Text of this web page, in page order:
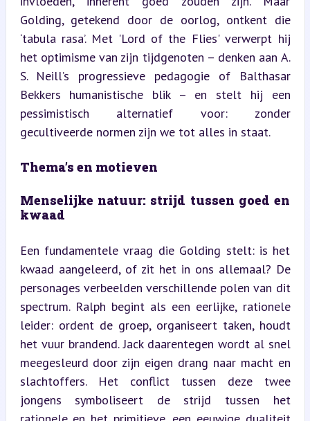
Golding, getekend door de oorlog, ontkent die
‘tabula rasa’. Met 'Lord of the Flies' verwerpt hij
het optimisme van zijn tijdgenoten – denken aan A.
S. Neill’s progressieve pedagogie of Balthasar
Bekkers humanistische blik – en stelt hij een
pessimistisch alternatief voor: zonder
gecultiveerde normen zijn we tot alles in staat.
Thema’s en motieven
Menselijke natuur: strijd tussen goed en
kwaad
Een fundamentele vraag die Golding stelt: is het
kwaad aangeleerd, of zit het in ons allemaal? De
personages verbeelden verschillende polen van dit
spectrum. Ralph begint als een eerlijke, rationele
leider: ordent de groep, organiseert taken, houdt
het vuur brandend. Jack daarentegen wordt al snel
meegesleurd door zijn eigen drang naar macht en
slachtoffers. Het conflict tussen deze twee
jongens symboliseert de strijd tussen het